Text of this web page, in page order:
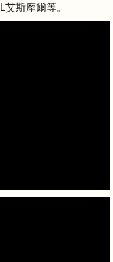
斯摩爾等。